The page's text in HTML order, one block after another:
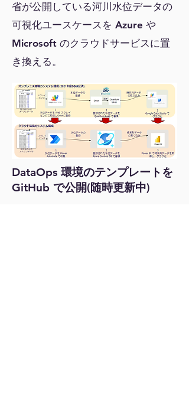
省が公開している河川水位データの
可視化ユースケースを Azure や
Microsoft のクラウドサービスに置
き換える。
DataOps 環境のテンプレートを
GitHub で公開(随時更新中)